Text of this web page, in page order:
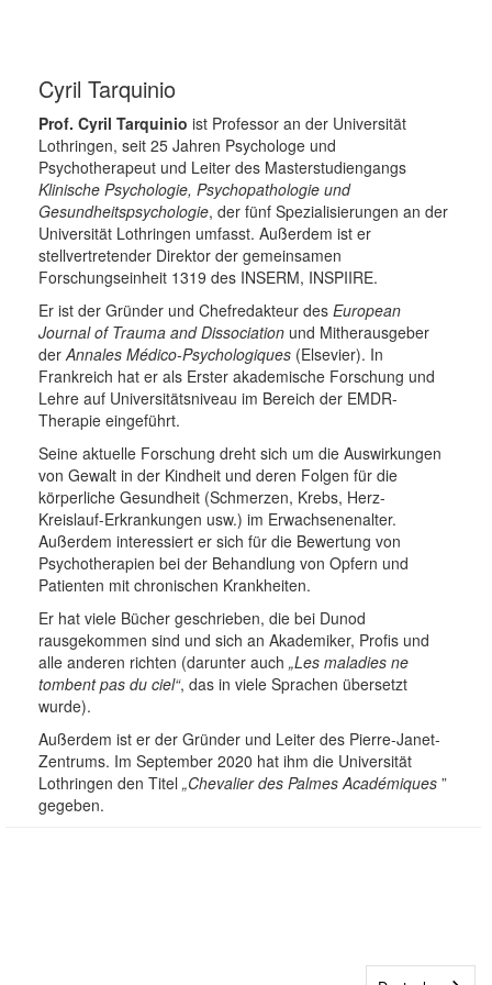
Cyril Tarquinio
Prof. Cyril Tarquinio ist Professor an der Universität
Lothringen, seit 25 Jahren Psychologe und
Psychotherapeut und Leiter des Masterstudiengangs
Klinische Psychologie, Psychopathologie und
Gesundheitspsychologie, der fünf Spezialisierungen an der
Universität Lothringen umfasst. Außerdem ist er
stellvertretender Direktor der gemeinsamen
Forschungseinheit 1319 des INSERM, INSPIIRE.
Er ist der Gründer und Chefredakteur des European
Journal of Trauma and Dissociation und Mitherausgeber
derAnnales Médico-Psychologiques (Elsevier). In
Frankreich hat er als Erster akademische Forschung und
Lehre auf Universitätsniveau im Bereich der EMDR-
Therapie eingeführt.
Seine aktuelle Forschung dreht sich um die Auswirkungen
von Gewalt in der Kindheit und deren Folgen für die
körperliche Gesundheit (Schmerzen, Krebs, Herz-
Kreislauf-Erkrankungen usw.) im Erwachsenenalter.
Außerdem interessiert er sich für die Bewertung von
Psychotherapien bei der Behandlung von Opfern und
Patienten mit chronischen Krankheiten.
Er hat viele Bücher geschrieben, die bei Dunod
rausgekommen sind und sich an Akademiker, Profis und
alle anderen richten (darunter auch „Les maladies ne
tombent pas du ciel“, das in viele Sprachen übersetzt
wurde).
Außerdem ist er der Gründer und Leiter des Pierre-Janet-
Zentrums. Im September 2020 hat ihm die Universität
Lothringen den Titel „Chevalier des Palmes Académiques ”
gegeben.